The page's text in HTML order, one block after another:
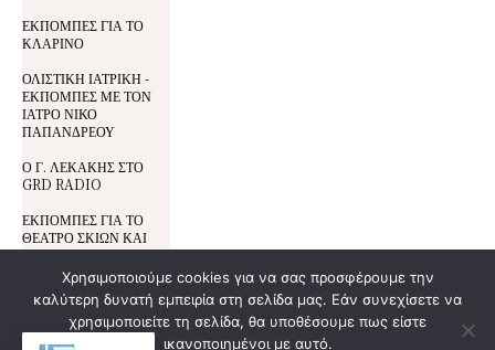
ΕΚΠΟΜΠΕΣ ΓΙΑ ΤΟ
ΚΛΑΡΙΝΟ
ΟΛΙΣΤΙΚΗ ΙΑΤΡΙΚΗ -
ΕΚΠΟΜΠΕΣ ΜΕ ΤΟΝ
ΙΑΤΡΟ ΝΙΚΟ
ΠΑΠΑΝΔΡΕΟΥ
Ο Γ. ΛΕΚΑΚΗΣ ΣΤΟ
GRD RADIO
ΕΚΠΟΜΠΕΣ ΓΙΑ ΤΟ
ΘΕΑΤΡΟ ΣΚΙΩΝ ΚΑΙ
ΤΟΝ ΚΑΡΑΓΚΙΟΖΗ
© All Rights Reserved | Development By
DoSmart.gr| Supported By
Όροι Χρήσης
Προστασία Δεδομένων
Χρησιμοποιούμε cookies για να σας προσφέρουμε την
καλύτερη δυνατή εμπειρία στη σελίδα μας. Εάν συνεχίσετε να
χρησιμοποιείτε τη σελίδα, θα υποθέσουμε πως είστε
ικανοποιημένοι με αυτό.